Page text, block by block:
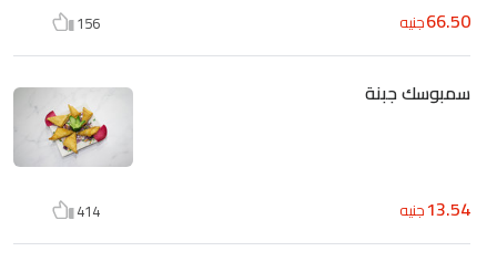
66.50جنيه 156
سمبوسك جبنة
13.54جنيه 414